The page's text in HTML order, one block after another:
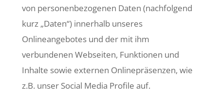
von personenbezogenen Daten (nachfolgend
kurz „Daten“) innerhalb unseres
Onlineangebotes und der mit ihm
verbundenen Webseiten, Funktionen und
Inhalte sowie externen Onlinepräsenzen, wie
z.B. unser Social Media Profile auf.